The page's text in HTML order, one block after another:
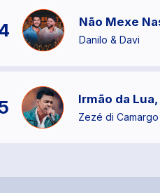
Não Mexe
Danilo & Davi
Irmão da
Zezé di Camargo